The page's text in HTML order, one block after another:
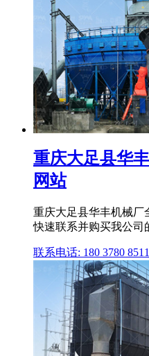
重庆大足县华
网站
重庆大足县华丰机械厂
快速联系并购买我公司
联系电话: 180 3780 8511